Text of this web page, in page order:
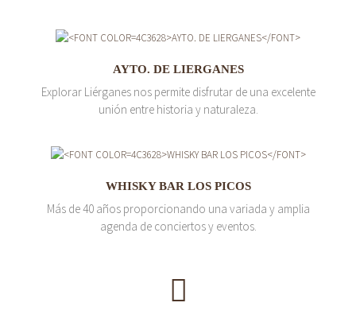
AYTO. DE LIERGANES
Explorar Liérganes nos permite disfrutar de una excelente
unión entre historia y naturaleza.
WHISKY BAR LOS PICOS
Más de 40 años proporcionando una variada y amplia
agenda de conciertos y eventos.